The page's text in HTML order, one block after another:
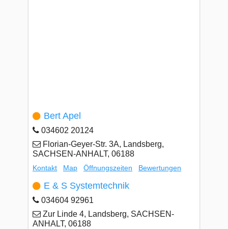
Bert Apel
034602 20124
Florian-Geyer-Str. 3A, Landsberg,
SACHSEN-ANHALT, 06188
Kontakt Map Öffnungszeiten Bewertungen
E & S Systemtechnik
034604 92961
Zur Linde 4, Landsberg, SACHSEN-
ANHALT, 06188